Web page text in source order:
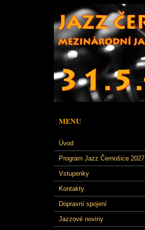
MENU
Úvod
Program Jazz Černošice 2027
Vstupenky
Kontakty
Dopravní spojení
Jazzové noviny